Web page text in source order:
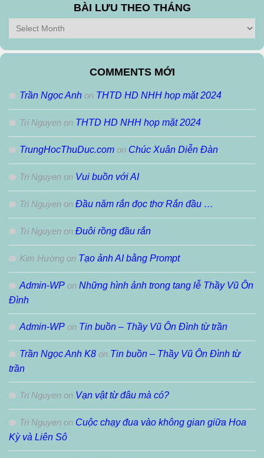
BÀI LƯU THEO THÁNG
Bài
Lưu
Theo
COMMENTS MỚI
Trần Ngọc Anh on THTD HD NHH họp mặt 2024
Tri Nguyen on THTD HD NHH họp mặt 2024
TrungHocThuDuc.com on Chúc Xuân Diễn Đàn
Tri Nguyen on Vui buồn với AI
Tri Nguyen on Đầu năm rắn đọc thơ Rắn đầu …
Tri Nguyen on Đuôi rồng đầu rắn
Kim Hường on Tạo ảnh AI bằng Prompt
Admin-WP on Những hình ảnh trong tang lễ Thầy Vũ Ôn
Đình
Admin-WP on Tin buồn – Thầy Vũ Ôn Đình từ trần
Trần Ngọc Anh K8 on Tin buồn – Thầy Vũ Ôn Đình từ
trần
Tri Nguyen on Vạn vật từ đâu mà có?
Tri Nguyen on Cuộc chạy đua vào không gian giữa Hoa
Kỳ và Liên Sô